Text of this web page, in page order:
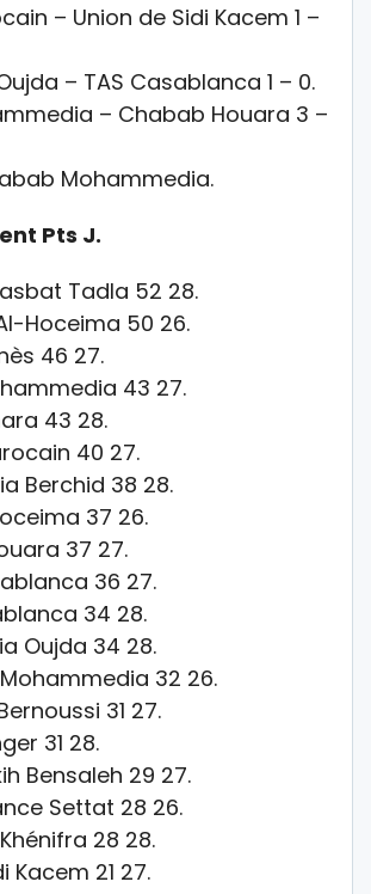
– Union de Sidi Kacem 1 –
– TAS Casablanca 1 – 0.
– Chabab Houara 3 –
Mohammedia.
Pts J.
Tadla 52 28.
Hoceima 50 26.
46 27.
43 27.
43 28.
40 27.
Berchid 38 28.
37 26.
37 27.
36 27.
34 28.
Oujda 34 28.
32 26.
31 27.
31 28.
Bensaleh 29 27.
Settat 28 26.
28 28.
Kacem 21 27.